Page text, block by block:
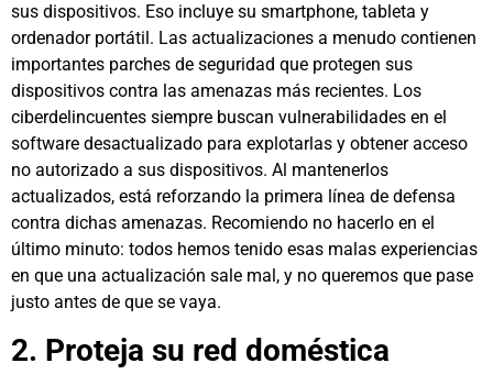
sus dispositivos. Eso incluye su smartphone, tableta y
ordenador portátil. Las actualizaciones a menudo contienen
importantes parches de seguridad que protegen sus
dispositivos contra las amenazas más recientes. Los
ciberdelincuentes siempre buscan vulnerabilidades en el
software desactualizado para explotarlas y obtener acceso
no autorizado a sus dispositivos. Al mantenerlos
actualizados, está reforzando la primera línea de defensa
contra dichas amenazas. Recomiendo no hacerlo en el
último minuto: todos hemos tenido esas malas experiencias
en que una actualización sale mal, y no queremos que pase
justo antes de que se vaya.
2. Proteja su red doméstica